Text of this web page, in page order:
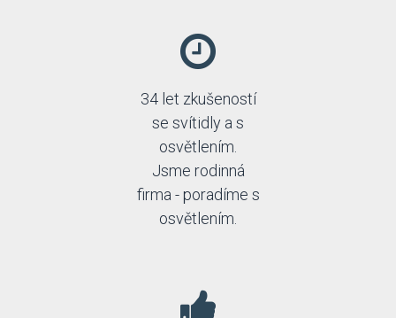
34 let zkušeností
se svítidly a s
osvětlením.
Jsme rodinná
firma - poradíme s
osvětlením.